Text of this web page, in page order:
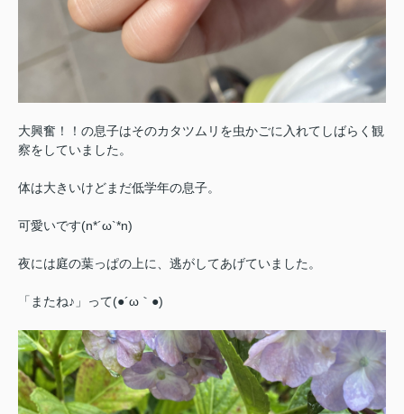
大興奮！！の息子はそのカタツムリを虫かごに入れてしばらく観
察をしていました。
体は大きいけどまだ低学年の息子。
可愛いです(n*´ω`*n)
夜には庭の葉っぱの上に、逃がしてあげていました。
「またね♪」って(●´ω｀●)